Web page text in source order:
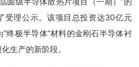
受理公示。该项目总投资达30亿元
终极半导体”材料的金刚石半导体衬
生产的新阶段。